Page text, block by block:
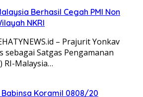
Berhasil Cegah PMI Non
NKRI
– Prajurit Yonkav
sebagai Satgas Pengamanan
RI-Malaysia…
Koramil 0808/20